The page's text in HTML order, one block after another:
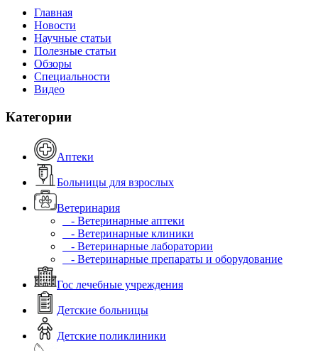
Главная
Новости
Научные статьи
Полезные статьи
Обзоры
Специальности
Видео
Категории
Аптеки
Больницы для взрослых
Ветеринария
- Ветеринарные аптеки
- Ветеринарные клиники
- Ветеринарные лаборатории
- Ветеринарные препараты и оборудование
Гос лечебные учреждения
Детские больницы
Детские поликлиники